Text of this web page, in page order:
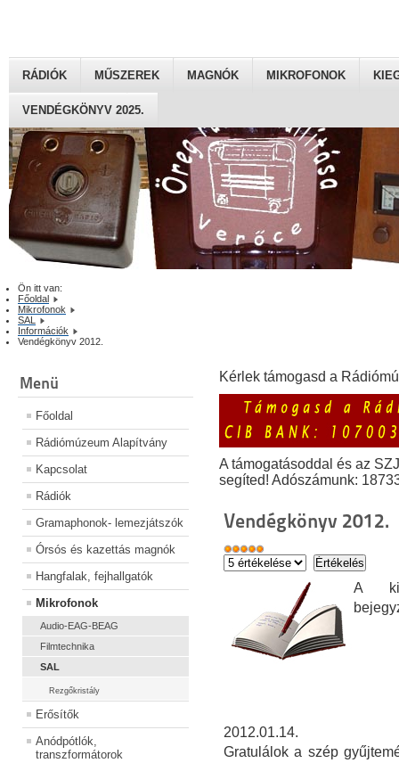
RÁDIÓK MŰSZEREK MAGNÓK MIKROFONOK
VENDÉGKÖNYV 2025.
Ön itt van:
Főoldal
Mikrofonok
SAL
Információk
Vendégkönyv 2012.
Menü
Főoldal
Rádiómúzeum Alapítvány
Kapcsolat
Rádiók
Gramaphonok- lemezjátszók
Órsós és kazettás magnók
Hangfalak, fejhallgatók
Mikrofonok
Audio-EAG-BEAG
Filmtechnika
SAL
Rezgőkristály
Erősítők
Anódpótlók,
transzformátorok
Kérlek támogasd a
A támogatásoddal és az
segíted! Adószámunk:
Vendégkönyv 2012.
A
2012.01.14.
Gratulálok a szép